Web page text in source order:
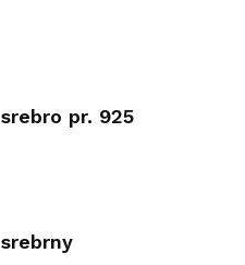
srebro pr. 925
srebrny